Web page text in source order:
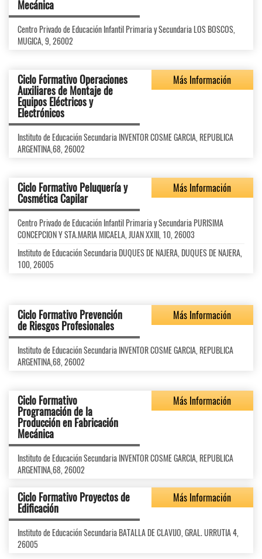
Mecánica
Centro Privado de Educación Infantil Primaria y Secundaria LOS BOSCOS,
MUGICA, 9, 26002
Ciclo Formativo Operaciones
Auxiliares de Montaje de
Equipos Eléctricos y
Electrónicos
Más Información
Instituto de Educación Secundaria INVENTOR COSME GARCIA, REPUBLICA
ARGENTINA,68, 26002
Ciclo Formativo Peluquería y
Cosmética Capilar
Más Información
Centro Privado de Educación Infantil Primaria y Secundaria PURISIMA
CONCEPCION Y STA.MARIA MICAELA, JUAN XXIII, 10, 26003
Instituto de Educación Secundaria DUQUES DE NAJERA, DUQUES DE NAJERA,
100, 26005
Ciclo Formativo Prevención
de Riesgos Profesionales
Más Información
Instituto de Educación Secundaria INVENTOR COSME GARCIA, REPUBLICA
ARGENTINA,68, 26002
Ciclo Formativo
Programación de la
Producción en Fabricación
Mecánica
Más Información
Instituto de Educación Secundaria INVENTOR COSME GARCIA, REPUBLICA
ARGENTINA,68, 26002
Ciclo Formativo Proyectos de
Edificación
Más Información
Instituto de Educación Secundaria BATALLA DE CLAVIJO, GRAL. URRUTIA 4,
26005